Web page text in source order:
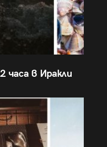
часа в Иракли